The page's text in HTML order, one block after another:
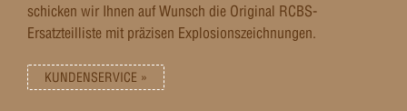
schicken wir Ihnen auf Wunsch die Original RCBS-
Ersatzteilliste mit präzisen Explosionszeichnungen.
KUNDENSERVICE »